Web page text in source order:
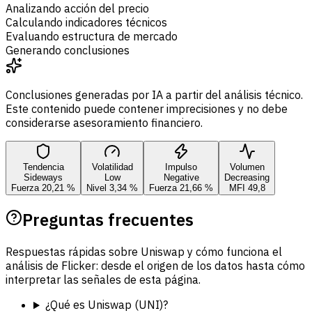
Analizando acción del precio
Calculando indicadores técnicos
Evaluando estructura de mercado
Generando conclusiones
Conclusiones generadas por IA a partir del análisis técnico.
Este contenido puede contener imprecisiones y no debe
considerarse asesoramiento financiero.
Tendencia
Sideways
Fuerza 20,21 %
Volatilidad
Low
Nivel 3,34 %
Impulso
Negative
Fuerza 21,66 %
Volumen
Decreasing
MFI 49,8
Preguntas frecuentes
Respuestas rápidas sobre Uniswap y cómo funciona el
análisis de Flicker: desde el origen de los datos hasta cómo
interpretar las señales de esta página.
¿Qué es Uniswap (UNI)?